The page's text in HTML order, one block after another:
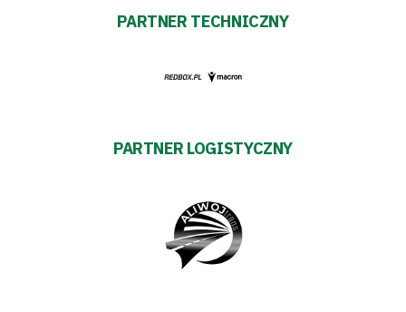
PARTNER TECHNICZNY
PARTNER LOGISTYCZNY